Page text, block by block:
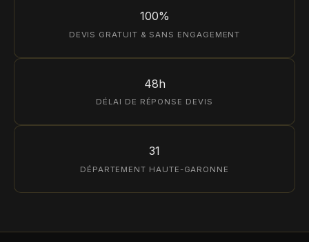
100%
DEVIS GRATUIT & SANS ENGAGEMENT
48h
DÉLAI DE RÉPONSE DEVIS
31
DÉPARTEMENT HAUTE-GARONNE